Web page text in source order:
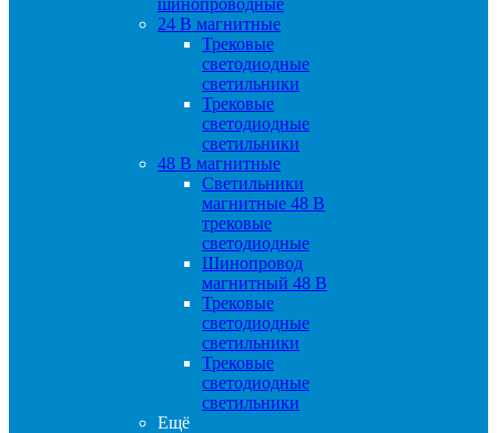
шинопроводные
24 B магнитные
Трековые
светодиодные
светильники
Трековые
светодиодные
светильники
48 B магнитные
Светильники
магнитные 48 В
трековые
светодиодные
Шинопровод
магнитный 48 В
Трековые
светодиодные
светильники
Трековые
светодиодные
светильники
Ещё